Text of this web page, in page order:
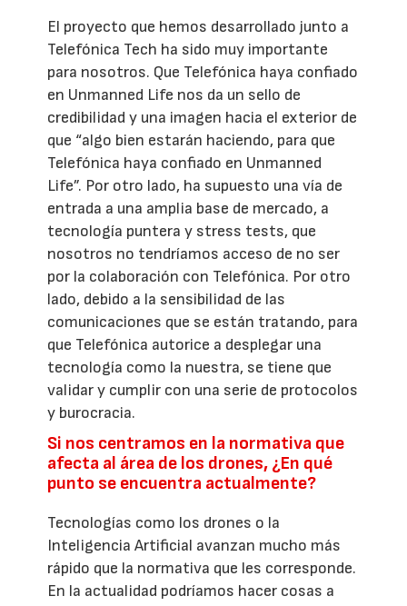
El proyecto que hemos desarrollado junto a
Telefónica Tech ha sido muy importante
para nosotros. Que Telefónica haya confiado
en Unmanned Life nos da un sello de
credibilidad y una imagen hacia el exterior de
que “algo bien estarán haciendo, para que
Telefónica haya confiado en Unmanned
Life”. Por otro lado, ha supuesto una vía de
entrada a una amplia base de mercado, a
tecnología puntera y stress tests, que
nosotros no tendríamos acceso de no ser
por la colaboración con Telefónica. Por otro
lado, debido a la sensibilidad de las
comunicaciones que se están tratando, para
que Telefónica autorice a desplegar una
tecnología como la nuestra, se tiene que
validar y cumplir con una serie de protocolos
y burocracia.
Si nos centramos en la normativa que
afecta al área de los drones, ¿En qué
punto se encuentra actualmente?
Tecnologías como los drones o la
Inteligencia Artificial avanzan mucho más
rápido que la normativa que les corresponde.
En la actualidad podríamos hacer cosas a